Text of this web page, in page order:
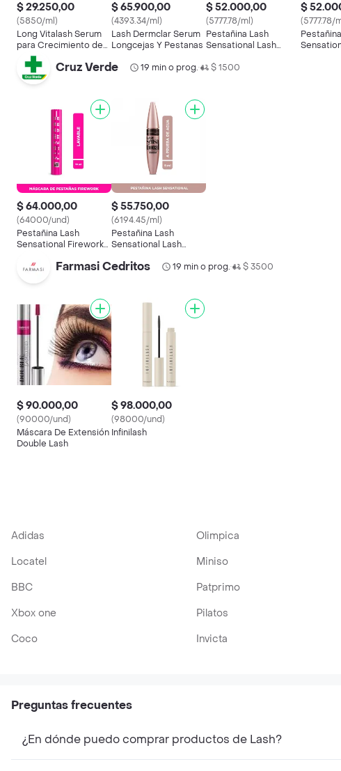
$ 29.250,00
(5850/ml)
Long Vitalash Serum
para Crecimiento de
Pestañas
$ 65.900,00
(4393.34/ml)
Lash Dermclar Serum
Longcejas Y Pestanas
$ 52.000,00
(5777.78/ml)
Pestañina Lash
Sensational Lash
$
(5777.78/
Cruz Verde 19 min o prog.• $ 1500
$ 64.000,00
(64000/und)
Pestañina Lash
Sensational Firework
mL
$ 55.750,00
(6194.45/ml)
Pestañina Lash
Sensational Lash
Farmasi Cedritos 19 min o prog.• $ 3500
$ 90.000,00
(90000/und)
Máscara De Extensión
Double Lash
$ 98.000,00
(98000/und)
Infinilash
Adidas Olimpica
Locatel
Miniso
BBC
Patprimo
Xbox one
Pilatos
Coco
Invicta
Preguntas frecuentes
¿En dónde puedo comprar productos de Lash?